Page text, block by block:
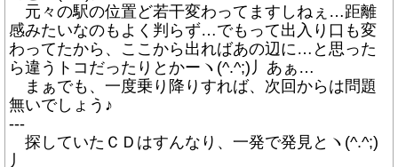
元々の駅の位置ど若干変わってますしねぇ…距離
感みたいなのもよく判らず…でもって出入り口も変
わってたから、ここから出ればあの辺に…と思った
ら違うトコだったりとかーヽ(^.^;)丿あぁ…
まぁでも、一度乗り降りすれば、次回からは問題
無いでしょう♪
---
探していたＣＤはすんなり、一発で発見とヽ(^.^;)
丿